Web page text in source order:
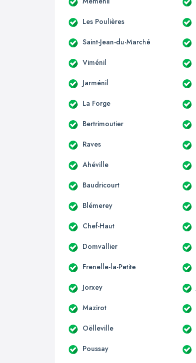
Les Poulières
Saint-Jean-du-Marché
Viménil
Jarménil
La Forge
Bertrimoutier
Raves
Ahéville
Baudricourt
Blémerey
Chef-Haut
Domvallier
Frenelle-la-Petite
Jorxey
Mazirot
Oëlleville
Poussay